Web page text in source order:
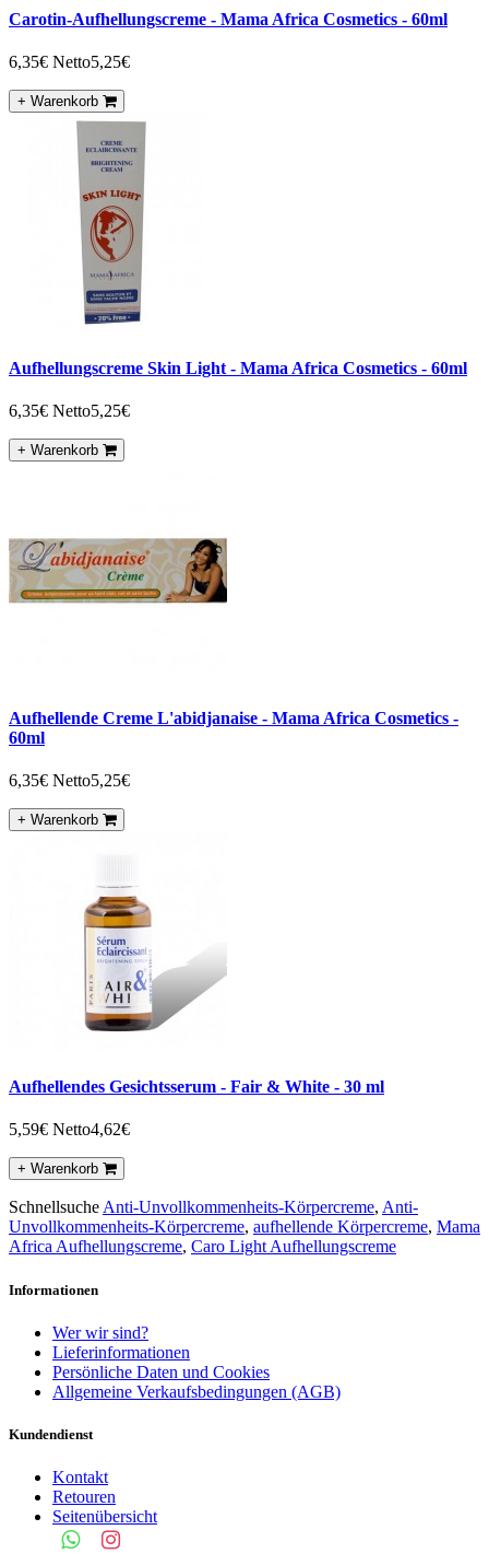
Carotin-Aufhellungscreme - Mama Africa Cosmetics - 60ml
6,35€ Netto5,25€
+ Warenkorb
Aufhellungscreme Skin Light - Mama Africa Cosmetics - 60ml
6,35€ Netto5,25€
+ Warenkorb
Aufhellende Creme L'abidjanaise - Mama Africa Cosmetics -
60ml
6,35€ Netto5,25€
+ Warenkorb
Aufhellendes Gesichtsserum - Fair & White - 30 ml
5,59€ Netto4,62€
+ Warenkorb
SchnellsucheAnti-Unvollkommenheits-Körpercreme, Anti-
Unvollkommenheits-Körpercreme, aufhellende Körpercreme, Mama
Africa Aufhellungscreme, Caro Light Aufhellungscreme
Informationen
Wer wir sind?
Lieferinformationen
Persönliche Daten und Cookies
Allgemeine Verkaufsbedingungen (AGB)
Kundendienst
Kontakt
Retouren
Seitenübersicht